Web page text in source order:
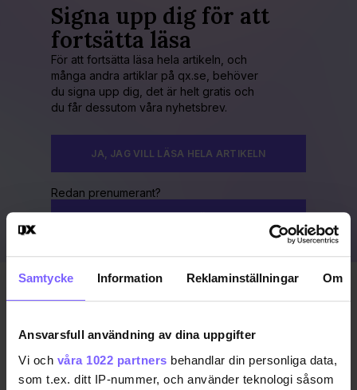
Samtycke Information Reklaminställningar Om
Ansvarsfull användning av dina uppgifter
Vi och våra 1022 partners behandlar din personliga data,
som t.ex. ditt IP-nummer, och använder teknologi såsom
Signa upp dig för att
fortsätta läsa
För att fortsätta läsa hela artikeln, och
många andra artiklar på qx.se, behöver
du signa upp dig, det är helt gratis och
du får dessutom våra nyhetsbrev.
JA, JAG VILL LÄSA HELA ARTIKELN
Redan prenumerant?
Publicerad 2014-06-16
BERLIN